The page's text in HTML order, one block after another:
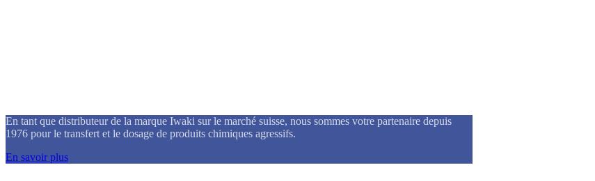
En tant que distributeur de la marque Iwaki sur le marché suisse, nous sommes votre partenaire depuis
1976 pour le transfert et le dosage de produits chimiques agressifs.
En savoir plus